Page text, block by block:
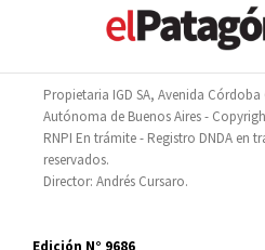
Propietaria IGD SA, Avenida Córdoba
Autónoma de Buenos Aires -
RNPI En trámite - Registro DNDA en
reservados.
Director: Andrés Cursaro.
Edición N° 9686